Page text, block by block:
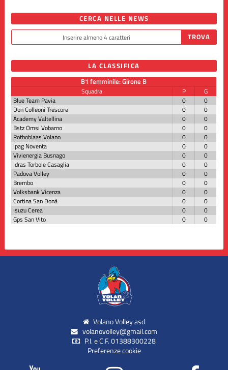
CERCA NELLE NEWS
LA CLASSIFICA
B1 femminile: Girone B
Squadra P
G
Blue Team Pavia
0
0
Don Colleoni Trescore
0
0
Academy Valtellina
0
0
Bstz Omsi Vobarno
0
0
Rothoblaas Volano
0
0
Ipag Noventa
0
0
Vivienergia Busnago
0
0
Idras Torbole Casaglia
0
0
Padova Volley
0
0
Brembo
0
0
Volksbank Vicenza
0
0
Cortina San Donà
0
0
Isuzu Cerea
0
0
Gps San Vito
0 0
Volano Volley asd
volanovolley@gmail.com
P.I. e C.F. 01388300228
Preferenze cookie